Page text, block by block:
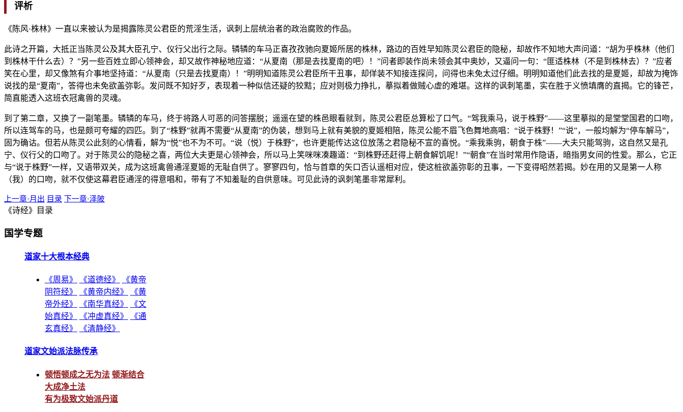
评析
《陈风·株林》一直以来被认为是揭露陈灵公君臣的荒淫生活，讽刺上层统治者的政治腐败的作品。
此诗之开篇，大抵正当陈灵公及其大臣孔宁、仪行父出行之际。辚辚的车马正喜孜孜驰向夏姬所居的株林，路边的百姓早知陈灵公君臣的隐秘，却故作不知地大声问道：“胡为乎株林（他们
到株林干什么去）？”另一些百姓立即心领神会，却又故作神秘地应道：“从夏南（那是去找夏南的吧）！”问者即装作尚未领会其中奥妙，又逼问一句：“匪适株林（不是到株林去）？”应者
笑在心里，却又像煞有介事地坚持道：“从夏南（只是去找夏南）！”明明知道陈灵公君臣所干丑事，却佯装不知接连探问，问得也未免太过仔细。明明知道他们此去找的是夏姬，却故为掩饰
说找的是“夏南”，答得也未免欲盖弥彰。发问既不知好歹，表现着一种似信还疑的狡黠；应对则极力挣扎，摹拟着做贼心虚的难堪。这样的讽刺笔墨，实在胜于义愤填膺的直揭。它的锋芒，
简直能透入这班衣冠禽兽的灵魂。
到了第二章，又换了一副笔墨。辚辚的车马，终于将路人可恶的问答摆脱；遥遥在望的株邑眼看就到，陈灵公君臣总算松了口气。“驾我乘马，说于株野”——这里摹拟的是堂堂国君的口吻，
所以连驾车的马，也是颇可夸耀的四匹。到了“株野”就再不需要“从夏南”的伪装，想到马上就有美貌的夏姬相陪，陈灵公能不眉飞色舞地高唱：“说于株野！”“说”，一般均解为“停车解马”，
固为确诂。但若从陈灵公此刻的心情看，解为“悦”也不为不可。“说（悦）于株野”，也许更能传达这位放荡之君隐秘不宣的喜悦。“乘我乘驹，朝食于株”——大夫只能驾驹，这自然又是孔
宁、仪行父的口吻了。对于陈灵公的隐秘之喜，两位大夫更是心领神会，所以马上笑咪咪凑趣道：“到株野还赶得上朝食解饥呢！”“朝食”在当时常用作隐语，暗指男女间的性爱。那么，它正
与“说于株野”一样，又语带双关，成为这班禽兽通淫夏姬的无耻自供了。寥寥四句，恰与首章的矢口否认遥相对应，使这桩欲盖弥彰的丑事，一下变得昭然若揭。妙在用的又是第一人称
（我）的口吻，就不仅使这幕君臣通淫的得意唱和，带有了不知羞耻的自供意味。可见此诗的讽刺笔墨非常犀利。
上一章·月出 目录 下一章·泽陂
《诗经》目录
国学专题
道家十大根本经典
《周易》 《道德经》
《黄帝
阴符经》
《黄帝内经》
《黄
帝外经》
《南华真经》
《文
始真经》
《冲虚真经》
《通
玄真经》
《清静经》
道家文始派法脉传承
顿悟顿成之无为法 顿渐结合
大成净土法
有为极致文始派丹道